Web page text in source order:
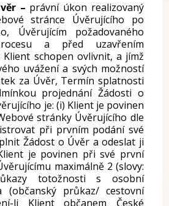
– právní úkon realizovaný
stránce Úvěrujícího po
Úvěrujícím požadovaného
a před uzavřením
schopen ovlivnit, a jímž
uvážení a svých možností
za Úvěr, Termín splatnosti
projednání Žádosti o
je: (i) Klient je povinen
stránky Úvěrujícího dle
při prvním podání své
Žádost o Úvěr a odeslat ji
je povinen při své první
maximálně 2 (slovy:
totožnosti s osobní
(občanský průkaz/ cestovní
li Klient občanem České